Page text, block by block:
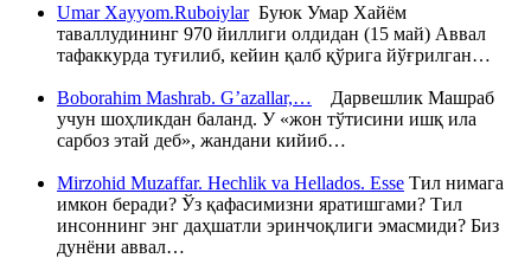
Umar Xayyom.RuboiylarБуюк Умар Хайём
таваллудининг 970 йиллиги олдидан (15 май) Аввал
тафаккурда туғилиб, кейин қалб қўрига йўғрилган…
Boborahim Mashrab. G’azallar,… Дарвешлик Машраб
учун шоҳликдан баланд. У «жон тўтисини ишқ ила
сарбоз этай деб», жандани кийиб…
Mirzohid Muzaffar. Hechlik va Hellados. Esse Тил нимага
имкон беради? Ўз қафасимизни яратишгами? Тил
инсоннинг энг даҳшатли эринчоқлиги эмасмиди? Биз
дунёни аввал…